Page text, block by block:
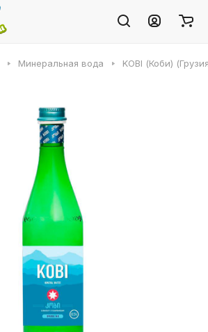
Минеральная вода KOBI (Коби)